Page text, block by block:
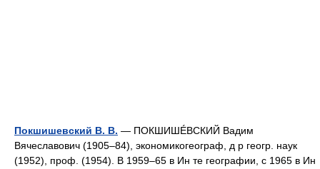
Покшишевский В. В. — ПОКШИШÉВСКИЙ Вадим
Вячеславович (1905–84), экономикогеограф, д р геогр. наук
(1952), проф. (1954). В 1959–65 в Ин те географии, с 1965 в Ин